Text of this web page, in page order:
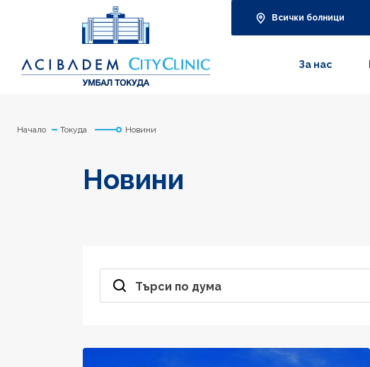
Всички болници
За нас
Начало Токуда Новини
Новини
Търси по дума